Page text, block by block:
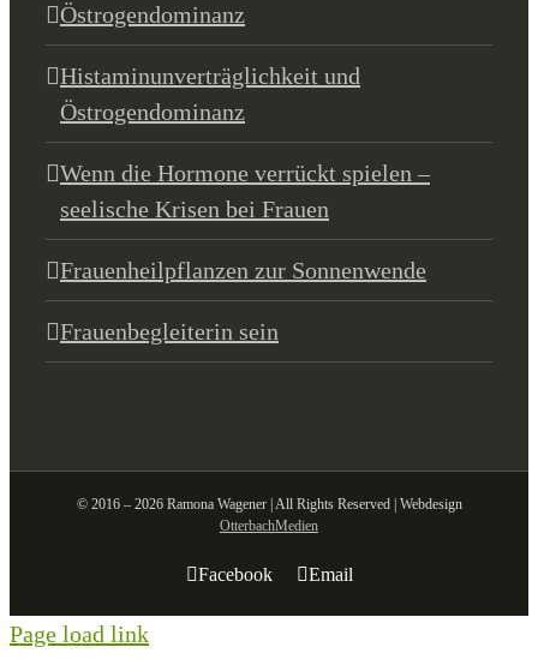
Östrogendominanz
Histaminunverträglichkeit und
Östrogendominanz
Wenn die Hormone verrückt spielen –
seelische Krisen bei Frauen
Frauenheilpflanzen zur Sonnenwende
Frauenbegleiterin sein
© 2016 – 2026 Ramona Wagener | All Rights Reserved | Webdesign
OtterbachMedien
Facebook Email
Page load link